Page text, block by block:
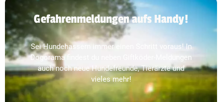
Gefahrenmeldungen aufs Handy!
Sei Hundehassern immer einen Schritt voraus! In
Dogorama findest du neben Giftköder-Meldungen
auch noch neue Hundefreunde, Tierärzte und
vieles mehr!